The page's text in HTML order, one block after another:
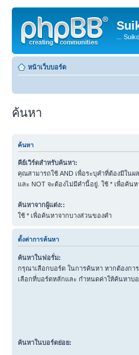
...
หน้าเว็บบอร์ด
ค้นหา
ค้นหา
คีย์เวิร์ดสำหรับค้นหา:
คุณสามารถใช้ AND เพื่อระบุคำที่ต้องมีใน
และ NOT จะต้องไม่มีคำนี้อยู่. ใช้ * เพื่อค้น
ค้นหาจากผู้แต่ง::
ใช้ * เพื่อค้นหาจากบางส่วนของคำ
ตั้งค่าการค้นหา
ค้นหาในฟอรั่ม:
กรุณาเลือกบอร์ด ในการค้นหา หากต้องกา
เลือกที่บอร์ดหลักและ กำหนดค่าให้ค้นหาบ
ค้นหาในบอร์ดย่อย: